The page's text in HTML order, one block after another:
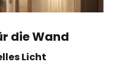
die Wand
Licht